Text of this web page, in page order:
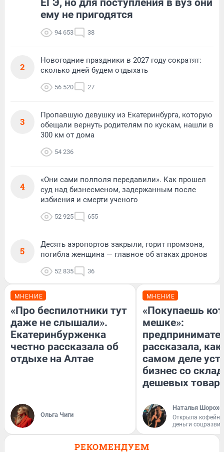
ему не пригодятся
94 653 38
2
Новогодние праздники в 2027 году сократят:
сколько дней будем отдыхать
56 520 27
3
Пропавшую девушку из Екатеринбурга, которую
обещали вернуть родителям по кускам, нашли в
300 км от дома
54 236
4
«Они сами полполя передавили». Как прошел
суд над бизнесменом, задержанным после
избиения и смерти ученого
52 925 655
5
Десять аэропортов закрыли, горит промзона,
погибла женщина — главное об атаках дронов
52 835 36
МНЕНИЕ
«Про беспилотники тут
даже не слышали».
Екатеринбурженка
честно рассказала об
отдыхе на Алтае
Ольга Чиги
МНЕНИЕ
«Покупаешь
мешке»:
рассказала, как
самом деле
бизнес со
дешевых
Наталья
Открыла
деньги
РЕКОМЕНДУЕМ